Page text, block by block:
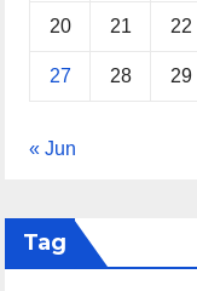
20 21 22
27 28 29
« Jun
Tag